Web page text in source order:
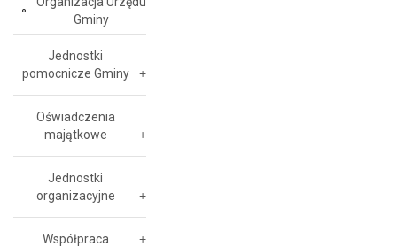
Gminy
Jednostki
pomocnicze Gminy
Oświadczenia
majątkowe
Jednostki
organizacyjne
Współpraca